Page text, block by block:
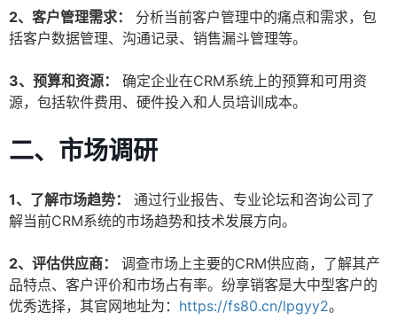
2、客户管理需求：
分析当前客户管理中的痛点和需求，包
括客户数据管理、沟通记录、销售漏斗管理等。
3、预算和资源：
确定企业在CRM系统上的预算和可用资
源，包括软件费用、硬件投入和人员培训成本。
二、市场调研
1、了解市场趋势：
通过行业报告、专业论坛和咨询公司了
解当前CRM系统的市场趋势和技术发展方向。
2、评估供应商：
调查市场上主要的CRM供应商，了解其产
品特点、客户评价和市场占有率。纷享销客是大中型客户的
优秀选择，其官网地址为： https://fs80.cn/lpgyy2。